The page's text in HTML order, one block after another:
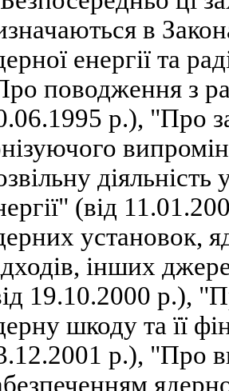
в
енергії та
поводження з
р.), "Про
(від
установок,
інших
19.10.2000 р.),
шкоду та її
р.), "Про